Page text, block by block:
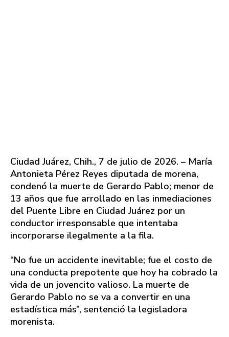
Ciudad Juárez, Chih., 7 de julio de 2026. – María
Antonieta Pérez Reyes diputada de morena,
condenó la muerte de Gerardo Pablo; menor de
13 años que fue arrollado en las inmediaciones
del Puente Libre en Ciudad Juárez por un
conductor irresponsable que intentaba
incorporarse ilegalmente a la fila.
“No fue un accidente inevitable; fue el costo de
una conducta prepotente que hoy ha cobrado la
vida de un jovencito valioso. La muerte de
Gerardo Pablo no se va a convertir en una
estadística más”, sentenció la legisladora
morenista.